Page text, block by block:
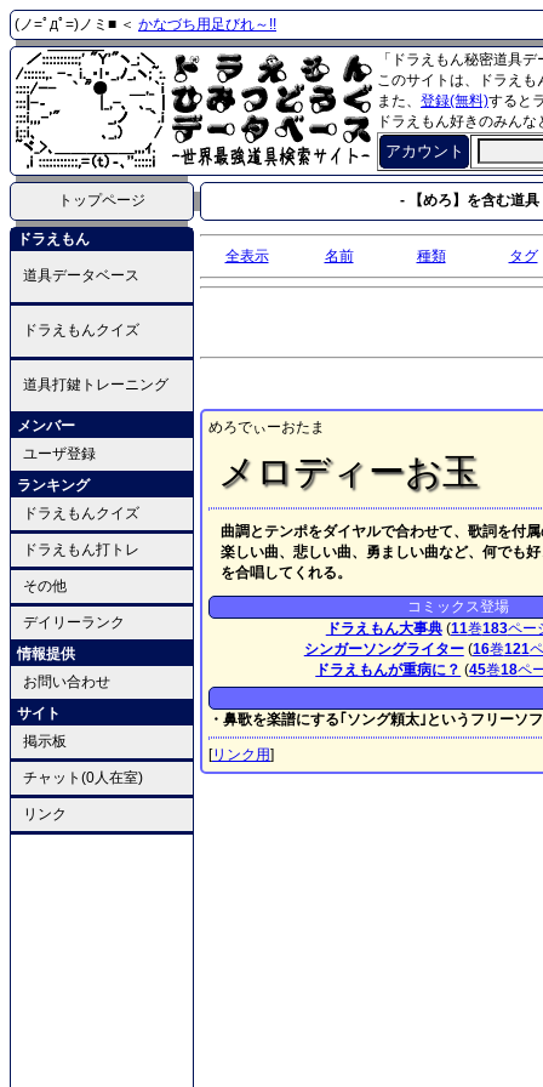
(ノ=ﾟдﾟ=)ノミ■ ＜ かなづち用足びれ～!!
「ドラえもん秘密道具
このサイトは、ドラえ
また、 登録(無料)すると
ドラえもん好きのみん
アカウント
トップページ - 【めろ】を含む道具
ドラえもん
道具データベース
ドラえもんクイズ
道具打鍵トレーニング
メンバー
ユーザ登録
ランキング
ドラえもんクイズ
ドラえもん打トレ
その他
デイリーランク
情報提供
お問い合わせ
サイト
掲示板
チャット(0人在室)
リンク
全表示 名前 種類 タグ
めろでぃーおたま
メロディーお玉
曲調とテンポをダイヤルで合わせて、歌詞を付
楽しい曲、悲しい曲、勇ましい曲など、何でも
を合唱してくれる。
コミックス登場
ドラえもん大事典(11巻183ペー
シンガーソングライター(16巻121
ドラえもんが重病に？ (45巻18ペ
・鼻歌を楽譜にする｢ソング頼太｣というフリーソ
[リンク用]